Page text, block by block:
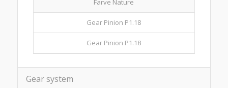
Farve Nature
Gear Pinion P1.18
Gear Pinion P1.18
Gear system